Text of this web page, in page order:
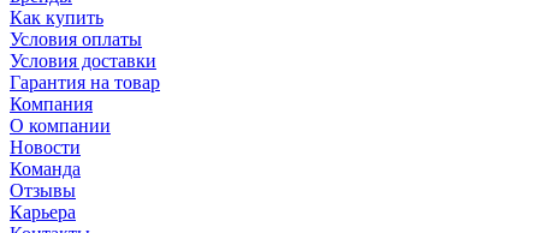
Как купить
Условия оплаты
Условия доставки
Гарантия на товар
Компания
О компании
Новости
Команда
Отзывы
Карьера